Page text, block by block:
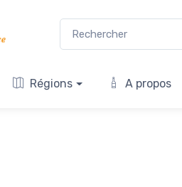
Régions A propos